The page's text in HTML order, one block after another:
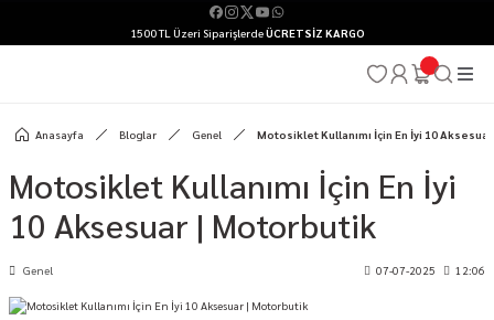
1500 TL Üzeri SiparişlerdeÜCRETSİZ KARGO
Anasayfa Bloglar Genel Motosiklet Kullanımı İçin En İyi 10
Motosiklet Kullanımı İçin En İyi
10 Aksesuar | Motorbutik
Genel 07-07-2025 12:06